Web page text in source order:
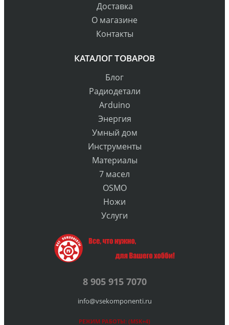
Доставка
О магазине
Контакты
КАТАЛОГ ТОВАРОВ
Блог
Радиодетали
Arduino
Энергия
Умный дом
Инструменты
Материалы
7 масел
OSMO
Ножи
Услуги
8 905 915 7070
info@vsekomponenti.ru
РЕЖИМ РАБОТЫ: (MSK+4)